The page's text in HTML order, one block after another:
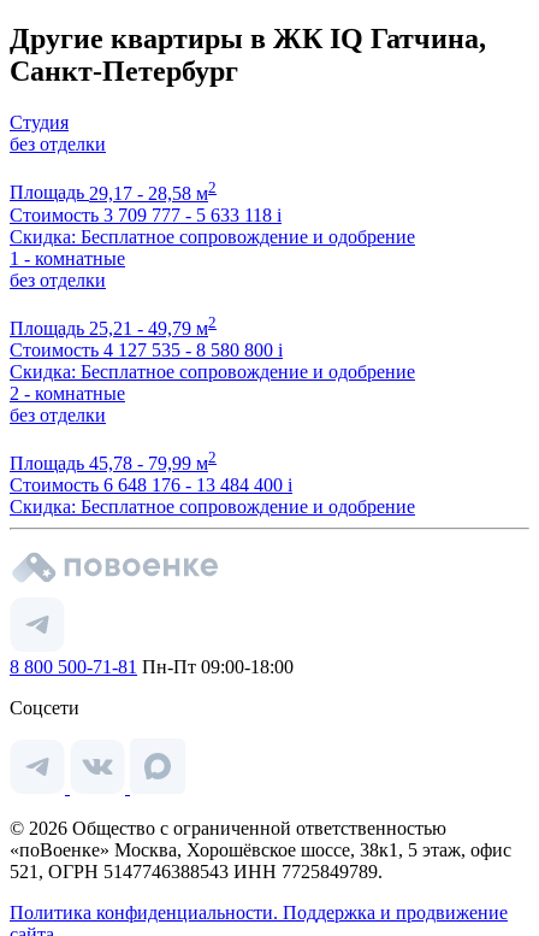
Другие квартиры в ЖК IQ Гатчина,
Санкт-Петербург
Студия
без отделки
Площадь 29,17 - 28,58 м2
Стоимость 3 709 777 - 5 633 118 i
Скидка: Бесплатное сопровождение и одобрение
1 - комнатные
без отделки
Площадь 25,21 - 49,79 м2
Стоимость 4 127 535 - 8 580 800 i
Скидка: Бесплатное сопровождение и одобрение
2 - комнатные
без отделки
Площадь 45,78 - 79,99 м2
Стоимость 6 648 176 - 13 484 400 i
Скидка: Бесплатное сопровождение и одобрение
8 800 500-71-81 Пн-Пт 09:00-18:00
Соцсети
© 2026 Общество с ограниченной ответственностью
«поВоенке» Москва, Хорошёвское шоссе, 38к1, 5 этаж, офис
521, ОГРН 5147746388543 ИНН 7725849789.
Политика конфиденциальности. Поддержка и продвижение